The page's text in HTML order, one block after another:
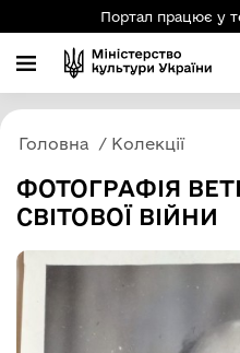
Портал працює у
Головна Колекції
ФОТОГРАФІЯ
СВІТОВОЇ ВІЙНИ